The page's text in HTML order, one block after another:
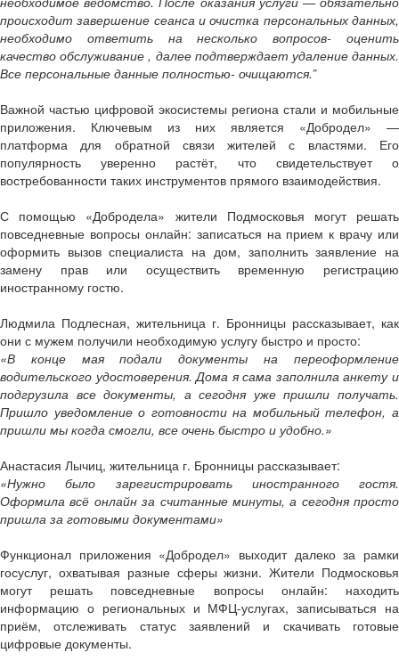
происходит завершение сеанса и очистка персональных данных,
необходимо ответить на несколько вопросов- оценить
качество обслуживание , далее подтверждает удаление данных.
Все персональные данные полностью- очищаются.”
Важной частью цифровой экосистемы региона стали и мобильные
приложения. Ключевым из них является «Добродел» —
платформа для обратной связи жителей с властями. Его
популярность уверенно растёт, что свидетельствует о
востребованности таких инструментов прямого взаимодействия.
С помощью «Добродела» жители Подмосковья могут решать
повседневные вопросы онлайн: записаться на прием к врачу или
оформить вызов специалиста на дом, заполнить заявление на
замену прав или осуществить временную регистрацию
иностранному гостю.
Людмила Подлесная, жительница г. Бронницы рассказывает, как
они с мужем получили необходимую услугу быстро и просто:
«В конце мая подали документы на переоформление
водительского удостоверения. Дома я сама заполнила анкету и
подгрузила все документы, а сегодня уже пришли получать.
Пришло уведомление о готовности на мобильный телефон, а
пришли мы когда смогли, все очень быстро и удобно.»
Анастасия Лычиц, жительница г. Бронницы рассказывает:
«Нужно было зарегистрировать иностранного гостя.
Оформила всё онлайн за считанные минуты, а сегодня просто
пришла за готовыми документами»
Функционал приложения «Добродел» выходит далеко за рамки
госуслуг, охватывая разные сферы жизни. Жители Подмосковья
могут решать повседневные вопросы онлайн: находить
информацию о региональных и МФЦ-услугах, записываться на
приём, отслеживать статус заявлений и скачивать готовые
цифровые документы.